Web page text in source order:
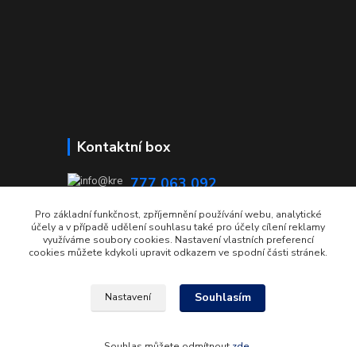
Kontaktní box
777 063 092
info@krecmer.cz
© 2022 | Krečmer OBALY
Pro základní funkčnost, zpříjemnění používání webu, analytické
účely a v případě udělení souhlasu také pro účely cílení reklamy
využíváme soubory cookies. Nastavení vlastních preferencí
cookies můžete kdykoli upravit odkazem ve spodní části stránek.
Nastavení Souhlasím